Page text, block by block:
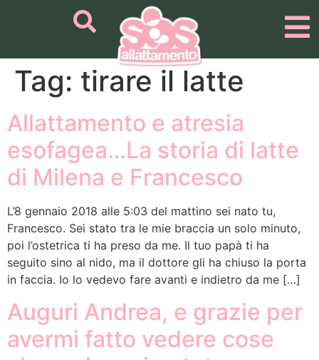
Tag: tirare il latte
Allattamento e atresia
esofagea…La storia di latte
di Milena e Francesco
L’8 gennaio 2018 alle 5:03 del mattino sei nato tu,
Francesco. Sei stato tra le mie braccia un solo minuto,
poi l’ostetrica ti ha preso da me. Il tuo papà ti ha
seguito sino al nido, ma il dottore gli ha chiuso la porta
in faccia. Io lo vedevo fare avanti e indietro da me […]
Auguri Andrea, e grazie per
avermi fatto vedere cose